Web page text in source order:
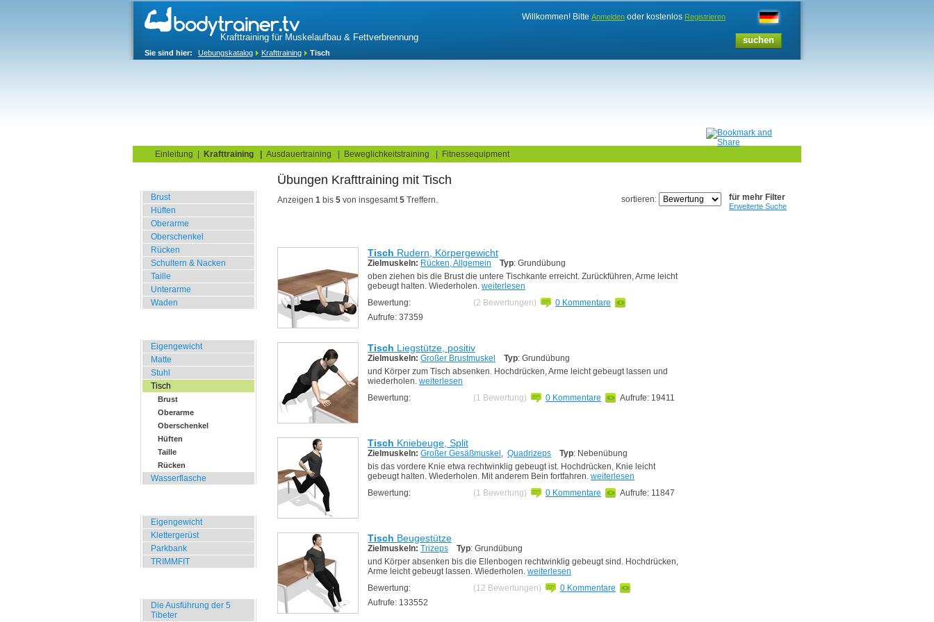
Krafttraining für Muskelaufbau & Fettverbrennung
Sie sind hier: Uebungskatalog Krafttraining Tisch
Willkommen! Bitte Anmelden oder kostenlos Registrieren
Einleitung Krafttraining Ausdauertraining Beweglichkeitstraining Fitnessequipment
Brust
Hüften
Oberarme
Oberschenkel
Rücken
Schultern & Nacken
Taille
Unterarme
Waden
Eigengewicht
Matte
Stuhl
Tisch
Brust
Oberarme
Oberschenkel
Hüften
Taille
Rücken
Wasserflasche
Eigengewicht
Klettergerüst
Parkbank
TRIMMFIT
Die Ausführung der 5
Tibeter
Übungen Krafttraining
Anzeigen 1 bis 5 von insgesamt5 Treffern. für mehr Filter
Erweiterte Suche
sortieren:
Tisch Rudern, Körpergewicht
Zielmuskeln: Rücken, Allgemein Typ: Grundübung
oben ziehen bis die Brust die untere Tischkante erreicht. Zurückführen, Arme leicht
gebeugt halten. Wiederholen. weiterlesen
Bewertung:
(2 Bewertungen)
0 Kommentare
Aufrufe: 37359
Tisch Liegstütze, positiv
Zielmuskeln: Großer Brustmuskel Typ: Grundübung
und Körper zum Tisch absenken. Hochdrücken, Arme leicht gebeugt lassen und
wiederholen. weiterlesen
Bewertung:
(1 Bewertung) 0 Kommentare Aufrufe: 19411
Tisch Kniebeuge, Split
Zielmuskeln: Großer Gesäßmuskel , Quadrizeps Typ: Nebenübung
bis das vordere Knie etwa rechtwinklig gebeugt ist. Hochdrücken, Knie leicht
gebeugt halten. Wiederholen. Mit anderem Bein fortfahren. weiterlesen
Bewertung:
(1 Bewertung) 0 Kommentare Aufrufe: 11847
Tisch Beugestütze
Zielmuskeln: Trizeps Typ: Grundübung
und Körper absenken bis die Ellenbogen rechtwinklig gebeugt sind. Hochdrücken,
Arme leicht gebeugt lassen. Wiederholen. weiterlesen
Bewertung:
(12 Bewertungen)
0 Kommentare
Aufrufe: 133552